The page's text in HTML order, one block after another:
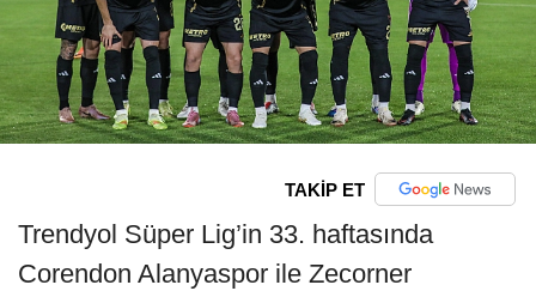
TAKİP ET
Trendyol Süper Lig’in 33. haftasında
Corendon Alanyaspor ile Zecorner